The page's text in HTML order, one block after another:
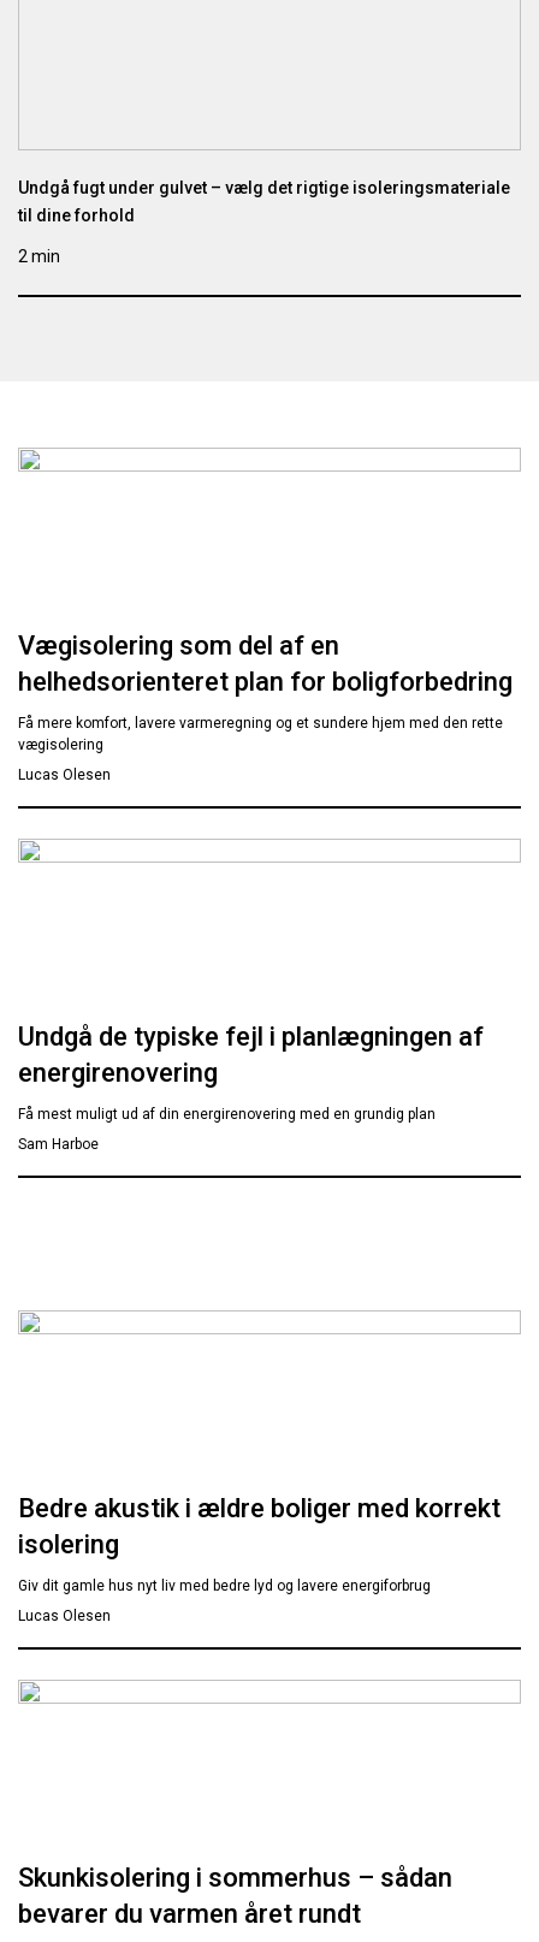
Undgå fugt under gulvet – vælg det rigtige isoleringsmateriale
til dine forhold
2 min
Vægisolering som del af en
helhedsorienteret plan for boligforbedring
Få mere komfort, lavere varmeregning og et sundere hjem med den rette
vægisolering
Lucas Olesen
Undgå de typiske fejl i planlægningen af
energirenovering
Få mest muligt ud af din energirenovering med en grundig plan
Sam Harboe
Bedre akustik i ældre boliger med korrekt
isolering
Giv dit gamle hus nyt liv med bedre lyd og lavere energiforbrug
Lucas Olesen
Skunkisolering i sommerhus – sådan
bevarer du varmen året rundt